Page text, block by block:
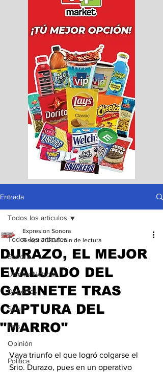
Entrada
Todos los articulos
Sonora
Ultimas Noticias
Deportes
Salud
País
Opinión
Política
Todos los articulos
DURAZO, EL MEJOR
EVALUADO DEL
GABINETE TRAS
CAPTURA DEL
"MARRO"
Expresion Sonora
9 sept 2020 5 min de lectura
Vaya triunfo el que logró colgarse el
Srio. Durazo, pues en un operativo